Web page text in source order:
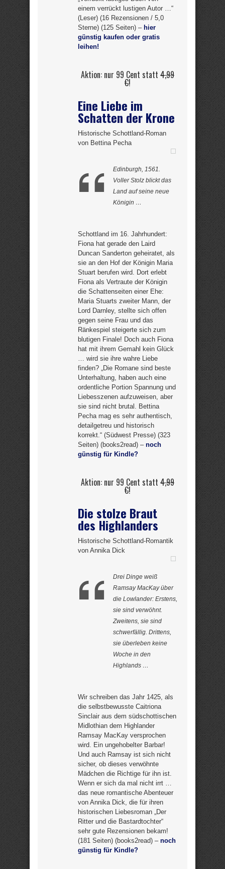
einem verrückt lustigen Autor …“
(Leser) (16 Rezensionen / 5,0
Sterne) (125 Seiten) – hier
günstig kaufen oder gratis
leihen!
Aktion: nur 99 Cent statt 4,99
€!
Eine Liebe im
Schatten der Krone
Historische Schottland-Roman
von Bettina Pecha
Edinburgh, 1561.
Voller Stolz blickt das
Land auf seine neue
Königin …
Schottland im 16. Jahrhundert:
Fiona hat gerade den Laird
Duncan Sanderton geheiratet, als
sie an den Hof der Königin Maria
Stuart berufen wird. Dort erlebt
Fiona als Vertraute der Königin
die Schattenseiten einer Ehe:
Maria Stuarts zweiter Mann, der
Lord Darnley, stellte sich offen
gegen seine Frau und das
Ränkespiel steigerte sich zum
blutigen Finale! Doch auch Fiona
hat mit ihrem Gemahl kein Glück
… wird sie ihre wahre Liebe
finden? „Die Romane sind beste
Unterhaltung, haben auch eine
ordentliche Portion Spannung und
Liebesszenen aufzuweisen, aber
sie sind nicht brutal. Bettina
Pecha mag es sehr authentisch,
detailgetreu und historisch
korrekt.“ (Südwest Presse) (323
Seiten) (books2read) – noch
günstig für Kindle?
Aktion: nur 99 Cent statt 4,99
€!
Die stolze Braut
des Highlanders
Historische Schottland-Romantik
von Annika Dick
Drei Dinge weiß
Ramsay MacKay über
die Lowlander: Erstens,
sie sind verwöhnt.
Zweitens, sie sind
schwerfällig. Drittens,
sie überleben keine
Woche in den
Highlands …
Wir schreiben das Jahr 1425, als
die selbstbewusste Caitriona
Sinclair aus dem südschottischen
Midlothian dem Highlander
Ramsay MacKay versprochen
wird. Ein ungehobelter Barbar!
Und auch Ramsay ist sich nicht
sicher, ob dieses verwöhnte
Mädchen die Richtige für ihn ist.
Wenn er sich da mal nicht irrt …
das neue romantische Abenteuer
von Annika Dick, die für ihren
historischen Liebesroman „Der
Ritter und die Bastardtochter“
sehr gute Rezensionen bekam!
(181 Seiten) (books2read) – noch
günstig für Kindle?